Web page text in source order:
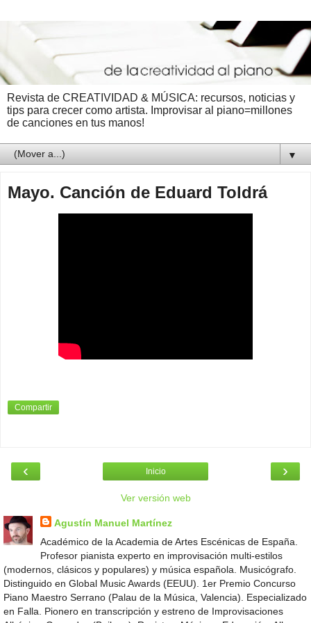
Revista de CREATIVIDAD & MÚSICA: recursos, noticias y
tips para crecer como artista. Improvisar al piano=millones
de canciones en tus manos!
▼
Mayo. Canción de Eduard Toldrá
Compartir
‹ ›
Inicio
Ver versión web
Agustín Manuel Martínez
Académico de la Academia de Artes Escénicas de España.
Profesor pianista experto en improvisación multi-estilos
(modernos, clásicos y populares) y música española. Musicógrafo.
Distinguido en Global Music Awards (EEUU). 1er Premio Concurso
Piano Maestro Serrano (Palau de la Música, Valencia). Especializado
en Falla. Pionero en transcripción y estreno de Improvisaciones